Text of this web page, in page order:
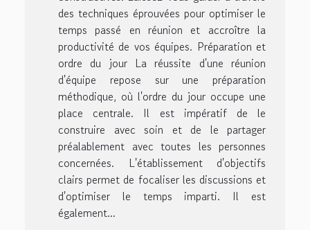
des techniques éprouvées pour optimiser le
temps passé en réunion et accroître la
productivité de vos équipes. Préparation et
ordre du jour La réussite d'une réunion
d'équipe repose sur une préparation
méthodique, où l'ordre du jour occupe une
place centrale. Il est impératif de le
construire avec soin et de le partager
préalablement avec toutes les personnes
concernées. L'établissement d'objectifs
clairs permet de focaliser les discussions et
d'optimiser le temps imparti. Il est
également...